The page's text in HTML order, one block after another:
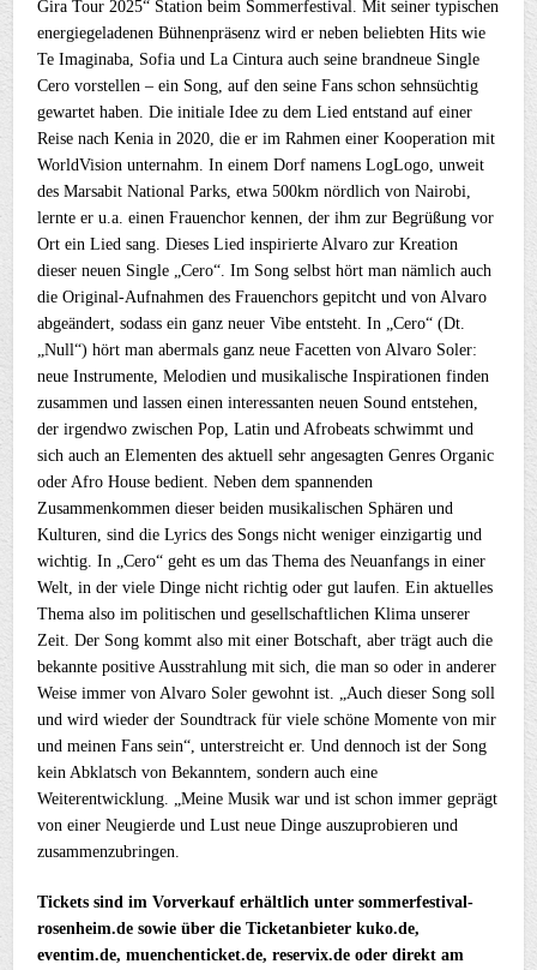
Gira Tour 2025“ Station beim Sommerfestival. Mit seiner typischen
energiegeladenen Bühnenpräsenz wird er neben beliebten Hits wie
Te Imaginaba, Sofia und La Cintura auch seine brandneue Single
Cero vorstellen – ein Song, auf den seine Fans schon sehnsüchtig
gewartet haben. Die initiale Idee zu dem Lied entstand auf einer
Reise nach Kenia in 2020, die er im Rahmen einer Kooperation mit
WorldVision unternahm. In einem Dorf namens LogLogo, unweit
des Marsabit National Parks, etwa 500km nördlich von Nairobi,
lernte er u.a. einen Frauenchor kennen, der ihm zur Begrüßung vor
Ort ein Lied sang. Dieses Lied inspirierte Alvaro zur Kreation
dieser neuen Single „Cero“. Im Song selbst hört man nämlich auch
die Original-Aufnahmen des Frauenchors gepitcht und von Alvaro
abgeändert, sodass ein ganz neuer Vibe entsteht. In „Cero“ (Dt.
„Null“) hört man abermals ganz neue Facetten von Alvaro Soler:
neue Instrumente, Melodien und musikalische Inspirationen finden
zusammen und lassen einen interessanten neuen Sound entstehen,
der irgendwo zwischen Pop, Latin und Afrobeats schwimmt und
sich auch an Elementen des aktuell sehr angesagten Genres Organic
oder Afro House bedient. Neben dem spannenden
Zusammenkommen dieser beiden musikalischen Sphären und
Kulturen, sind die Lyrics des Songs nicht weniger einzigartig und
wichtig. In „Cero“ geht es um das Thema des Neuanfangs in einer
Welt, in der viele Dinge nicht richtig oder gut laufen. Ein aktuelles
Thema also im politischen und gesellschaftlichen Klima unserer
Zeit. Der Song kommt also mit einer Botschaft, aber trägt auch die
bekannte positive Ausstrahlung mit sich, die man so oder in anderer
Weise immer von Alvaro Soler gewohnt ist. „Auch dieser Song soll
und wird wieder der Soundtrack für viele schöne Momente von mir
und meinen Fans sein“, unterstreicht er. Und dennoch ist der Song
kein Abklatsch von Bekanntem, sondern auch eine
Weiterentwicklung. „Meine Musik war und ist schon immer geprägt
von einer Neugierde und Lust neue Dinge auszuprobieren und
zusammenzubringen.
Tickets sind im Vorverkauf erhältlich unter sommerfestival-
rosenheim.de sowie über die Ticketanbieter kuko.de,
eventim.de, muenchenticket.de, reservix.de oder direkt am